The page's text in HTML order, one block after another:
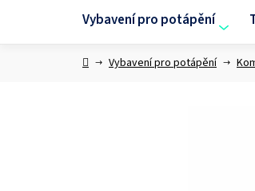
Vybavení pro potápění
DomůVybavení pro potápění